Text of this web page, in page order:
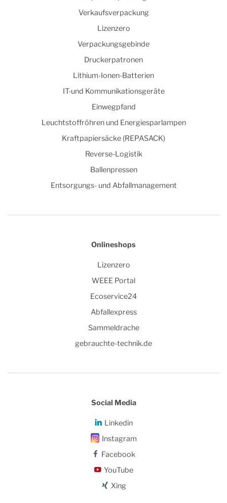
Verkaufsverpackung
Lizenzero
Verpackungsgebinde
Druckerpatronen
Lithium-Ionen-Batterien
IT-und Kommunikationsgeräte
Einwegpfand
Leuchtstoffröhren und Energiesparlampen
Kraftpapiersäcke (REPASACK)
Reverse-Logistik
Ballenpressen
Entsorgungs- und Abfallmanagement
Onlineshops
Lizenzero
WEEE Portal
Ecoservice24
Abfallexpress
Sammeldrache
gebrauchte-technik.de
Social Media
Linkedin
Instagram
Facebook
YouTube
Xing